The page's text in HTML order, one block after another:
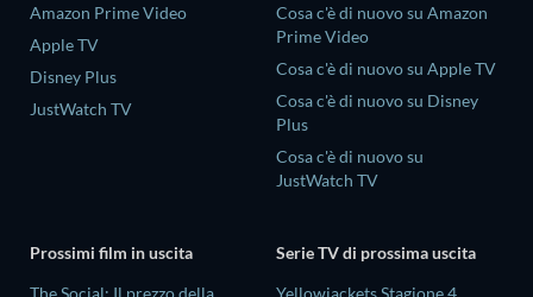
Amazon Prime Video
Apple TV
Disney Plus
JustWatch TV
Cosa c'è di nuovo su Amazon
Prime Video
Cosa c'è di nuovo su Apple TV
Cosa c'è di nuovo su Disney
Plus
Cosa c'è di nuovo su
JustWatch TV
Prossimi film in uscita
Serie TV di prossima uscita